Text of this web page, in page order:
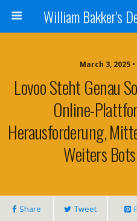
March 3, 2025 •
Lovoo Steht Genau
Online-
Herausforderung,
Weiters
Share Tweet